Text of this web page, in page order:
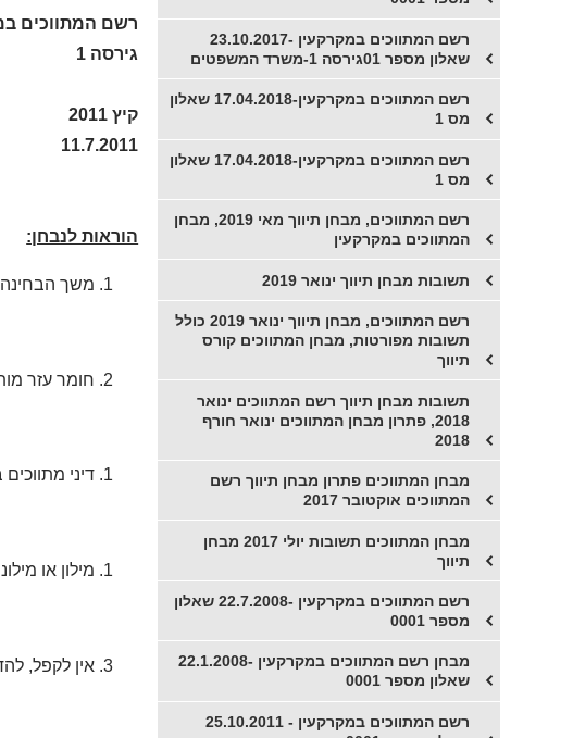
רשם המתווכים
גירסה 1
קיץ 2011
11.7.2011
הוראות לנבחן:
משך
חומר עזר
דיני
מילון או
אין לקפל,
רשם המתווכים במקרקעין -23.10.2017
שאלון מספר 01גירסה 1-משרד המשפטים
רשם המתווכים במקרקעין-17.04.2018 שאלון
מס 1
רשם המתווכים במקרקעין-17.04.2018 שאלון
מס 1
רשם המתווכים, מבחן תיווך מאי 2019, מבחן
המתווכים במקרקעין
תשובות מבחן תיווך ינואר 2019
רשם המתווכים, מבחן תיווך ינואר 2019 כולל
תשובות מפורטות, מבחן המתווכים קורס
תיווך
תשובות מבחן תיווך רשם המתווכים ינואר
2018, פתרון מבחן המתווכים ינואר חורף
2018
מבחן המתווכים פתרון מבחן תיווך רשם
המתווכים אוקטובר 2017
מבחן המתווכים תשובות יולי 2017 מבחן
תיווך
רשם המתווכים במקרקעין -22.7.2008 שאלון
מספר 0001
מבחן רשם המתווכים במקרקעין -22.1.2008
שאלון מספר 0001
רשם המתווכים במקרקעין - 25.10.2011